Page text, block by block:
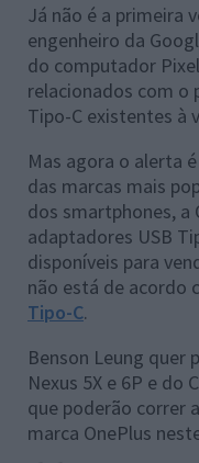
Já não é a primeira
engenheiro da
do computador
relacionados com o
Tipo-C existentes à
Mas agora o alerta
das marcas mais
dos smartphones, a
adaptadores USB
disponíveis para
não está de acordo
Tipo-C.
Benson Leung quer
Nexus 5X e 6P e do
que poderão correr
marca OnePlus